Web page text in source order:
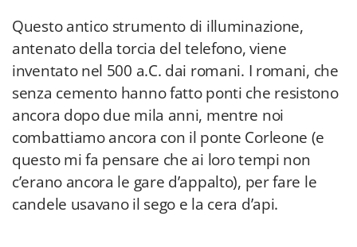
Questo antico strumento di illuminazione,
antenato della torcia del telefono, viene
inventato nel 500 a.C. dai romani. I romani, che
senza cemento hanno fatto ponti che resistono
ancora dopo due mila anni, mentre noi
combattiamo ancora con il ponte Corleone (e
questo mi fa pensare che ai loro tempi non
c’erano ancora le gare d’appalto), per fare le
candele usavano il sego e la cera d’api.